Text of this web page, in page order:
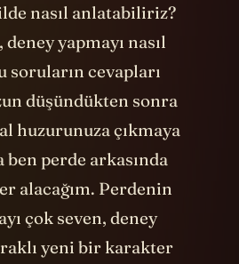
nasıl anlatabiliriz?
yapmayı nasıl
cevapları
düşündükten sonra
huzurunuza çıkmaya
ben perde arkasında
alacağım. Perdenin
çok seven, deney
yeni bir karakter